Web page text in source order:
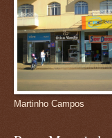
Martinho Campos